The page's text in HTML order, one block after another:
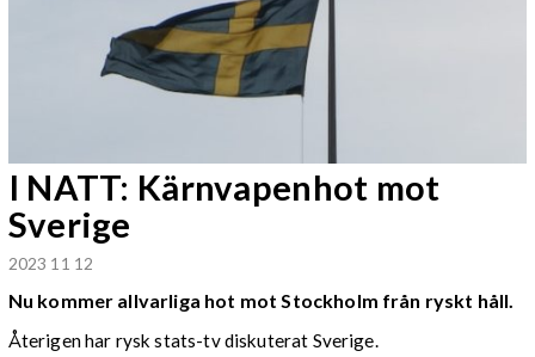
I NATT: Kärnvapenhot mot
Sverige
2023 11 12
Nu kommer allvarliga hot mot Stockholm från ryskt håll.
Återigen har rysk stats-tv diskuterat Sverige.